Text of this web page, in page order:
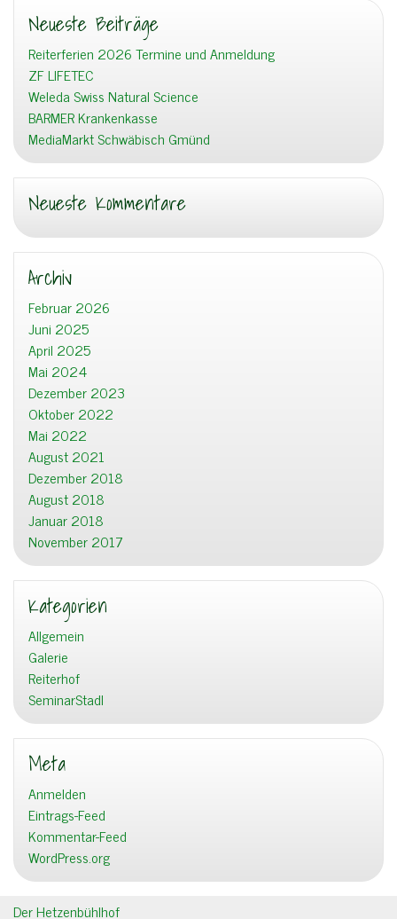
Neueste Beiträge
Reiterferien 2026 Termine und Anmeldung
ZF LIFETEC
Weleda Swiss Natural Science
BARMER Krankenkasse
MediaMarkt Schwäbisch Gmünd
Neueste Kommentare
Archiv
Februar 2026
Juni 2025
April 2025
Mai 2024
Dezember 2023
Oktober 2022
Mai 2022
August 2021
Dezember 2018
August 2018
Januar 2018
November 2017
Kategorien
Allgemein
Galerie
Reiterhof
SeminarStadl
Meta
Anmelden
Eintrags-Feed
Kommentar-Feed
WordPress.org
Der Hetzenbühlhof